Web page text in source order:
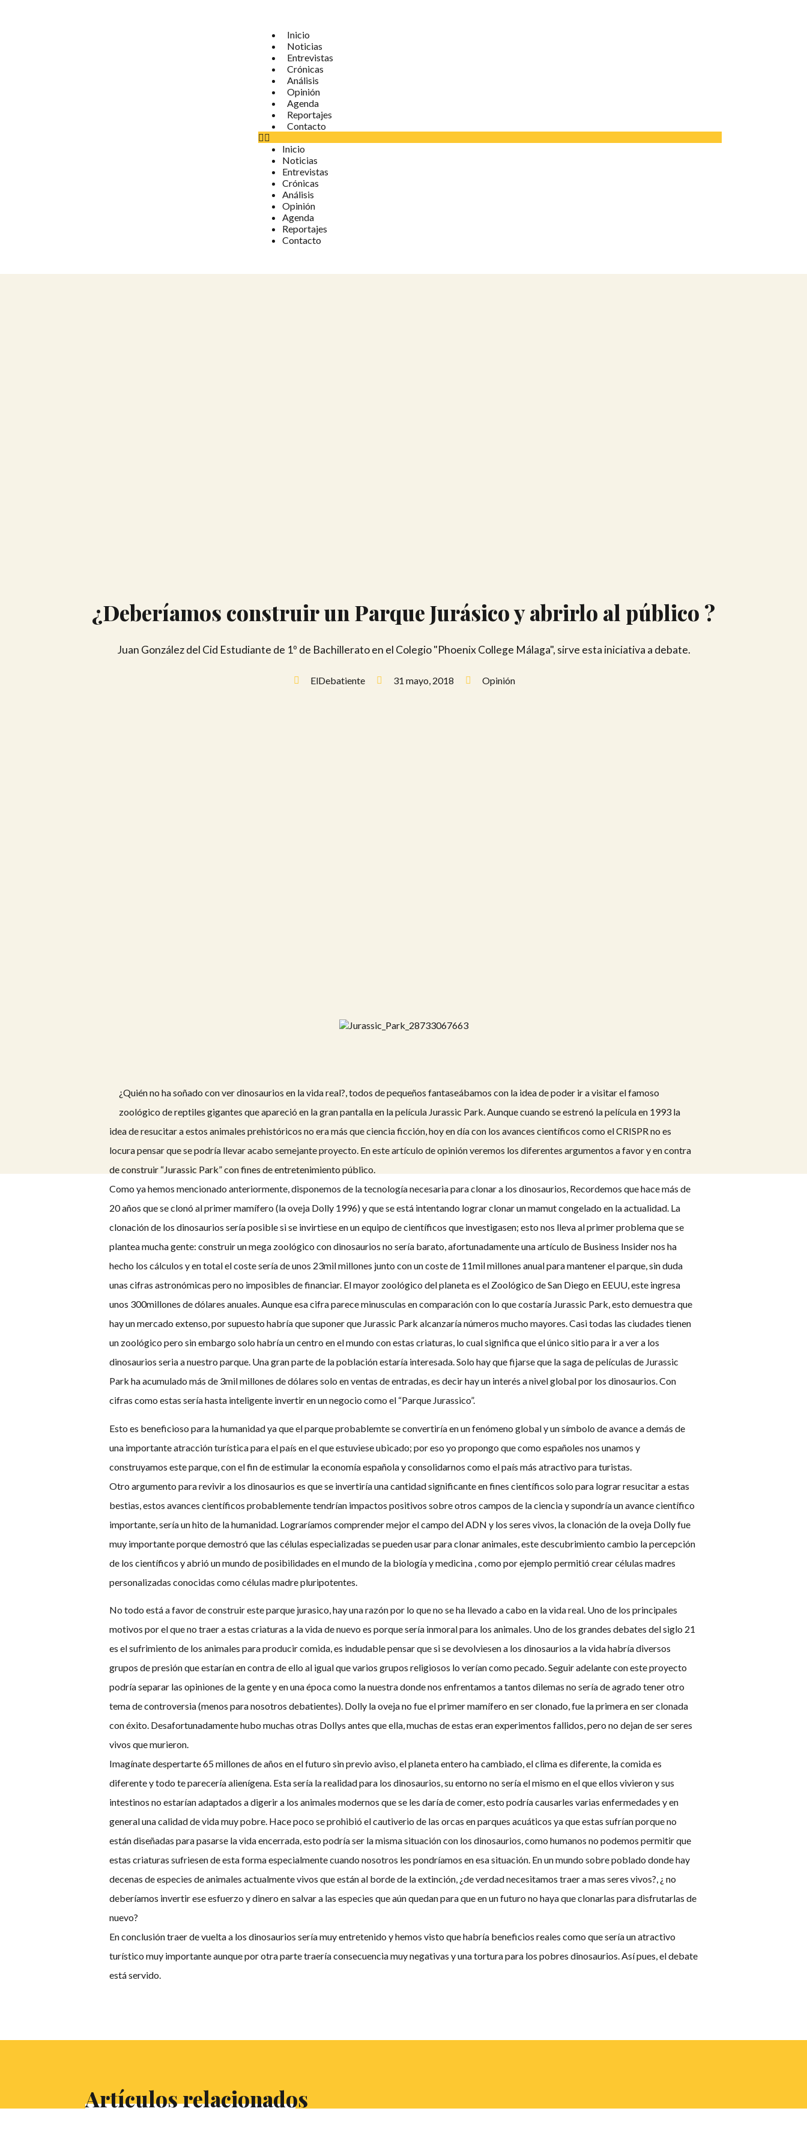
Inicio
Noticias
Entrevistas
Crónicas
Análisis
Opinión
Agenda
Reportajes
Contacto
Inicio
Noticias
Entrevistas
Crónicas
Análisis
Opinión
Agenda
Reportajes
Contacto
¿Deberíamos construir un Parque Jurásico y abrirlo al público ?
Juan González del Cid Estudiante de 1º de Bachillerato en el Colegio "Phoenix College Málaga", sirve esta iniciativa a debate.
ElDebatiente 31 mayo, 2018 Opinión
¿Quién no ha soñado con ver dinosaurios en la vida real?, todos de pequeños fantaseábamos con la idea de poder ir a visitar el famoso
zoológico de reptiles gigantes que apareció en la gran pantalla en la película Jurassic Park. Aunque cuando se estrenó la película en 1993 la
idea de resucitar a estos animales prehistóricos no era más que ciencia ficción, hoy en día con los avances científicos como el CRISPR no es
locura pensar que se podría llevar acabo semejante proyecto. En este artículo de opinión veremos los diferentes argumentos a favor y en contra
de construir “Jurassic Park” con fines de entretenimiento público.
Como ya hemos mencionado anteriormente, disponemos de la tecnología necesaria para clonar a los dinosaurios, Recordemos que hace más de
20 años que se clonó al primer mamífero (la oveja Dolly 1996) y que se está intentando lograr clonar un mamut congelado en la actualidad. La
clonación de los dinosaurios sería posible si se invirtiese en un equipo de científicos que investigasen; esto nos lleva al primer problema que se
plantea mucha gente: construir un mega zoológico con dinosaurios no sería barato, afortunadamente una artículo de Business Insider nos ha
hecho los cálculos y en total el coste sería de unos 23mil millones junto con un coste de 11mil millones anual para mantener el parque, sin duda
unas cifras astronómicas pero no imposibles de financiar. El mayor zoológico del planeta es el Zoológico de San Diego en EEUU, este ingresa
unos 300millones de dólares anuales. Aunque esa cifra parece minusculas en comparación con lo que costaría Jurassic Park, esto demuestra que
hay un mercado extenso, por supuesto habría que suponer que Jurassic Park alcanzaría números mucho mayores. Casi todas las ciudades tienen
un zoológico pero sin embargo solo habría un centro en el mundo con estas criaturas, lo cual significa que el único sitio para ir a ver a los
dinosaurios seria a nuestro parque. Una gran parte de la población estaría interesada. Solo hay que fijarse que la saga de películas de Jurassic
Park ha acumulado más de 3mil millones de dólares solo en ventas de entradas, es decir hay un interés a nivel global por los dinosaurios. Con
cifras como estas sería hasta inteligente invertir en un negocio como el “Parque Jurassico”.
Esto es beneficioso para la humanidad ya que el parque probablemte se convertiría en un fenómeno global y un símbolo de avance a demás de
una importante atracción turística para el país en el que estuviese ubicado; por eso yo propongo que como españoles nos unamos y
construyamos este parque, con el fin de estimular la economía española y consolidarnos como el país más atractivo para turistas.
Otro argumento para revivir a los dinosaurios es que se invertiría una cantidad significante en fines científicos solo para lograr resucitar a estas
bestias, estos avances científicos probablemente tendrían impactos positivos sobre otros campos de la ciencia y supondría un avance científico
importante, sería un hito de la humanidad. Lograríamos comprender mejor el campo del ADN y los seres vivos, la clonación de la oveja Dolly fue
muy importante porque demostró que las células especializadas se pueden usar para clonar animales, este descubrimiento cambio la percepción
de los científicos y abrió un mundo de posibilidades en el mundo de la biología y medicina , como por ejemplo permitió crear células madres
personalizadas conocidas como células madre pluripotentes.
No todo está a favor de construir este parque jurasico, hay una razón por lo que no se ha llevado a cabo en la vida real. Uno de los principales
motivos por el que no traer a estas criaturas a la vida de nuevo es porque sería inmoral para los animales. Uno de los grandes debates del siglo 21
es el sufrimiento de los animales para producir comida, es indudable pensar que si se devolviesen a los dinosaurios a la vida habría diversos
grupos de presión que estarían en contra de ello al igual que varios grupos religiosos lo verían como pecado. Seguir adelante con este proyecto
podría separar las opiniones de la gente y en una época como la nuestra donde nos enfrentamos a tantos dilemas no sería de agrado tener otro
tema de controversia (menos para nosotros debatientes). Dolly la oveja no fue el primer mamífero en ser clonado, fue la primera en ser clonada
con éxito. Desafortunadamente hubo muchas otras Dollys antes que ella, muchas de estas eran experimentos fallidos, pero no dejan de ser seres
vivos que murieron.
Imagínate despertarte 65 millones de años en el futuro sin previo aviso, el planeta entero ha cambiado, el clima es diferente, la comida es
diferente y todo te parecería alienígena. Esta sería la realidad para los dinosaurios, su entorno no sería el mismo en el que ellos vivieron y sus
intestinos no estarían adaptados a digerir a los animales modernos que se les daría de comer, esto podría causarles varias enfermedades y en
general una calidad de vida muy pobre. Hace poco se prohibió el cautiverio de las orcas en parques acuáticos ya que estas sufrían porque no
están diseñadas para pasarse la vida encerrada, esto podría ser la misma situación con los dinosaurios, como humanos no podemos permitir que
estas criaturas sufriesen de esta forma especialmente cuando nosotros les pondríamos en esa situación. En un mundo sobre poblado donde hay
decenas de especies de animales actualmente vivos que están al borde de la extinción, ¿de verdad necesitamos traer a mas seres vivos?, ¿ no
deberíamos invertir ese esfuerzo y dinero en salvar a las especies que aún quedan para que en un futuro no haya que clonarlas para disfrutarlas de
nuevo?
En conclusión traer de vuelta a los dinosaurios sería muy entretenido y hemos visto que habría beneficios reales como que sería un atractivo
turístico muy importante aunque por otra parte traería consecuencia muy negativas y una tortura para los pobres dinosaurios. Así pues, el debate
está servido.
Artículos relacionados